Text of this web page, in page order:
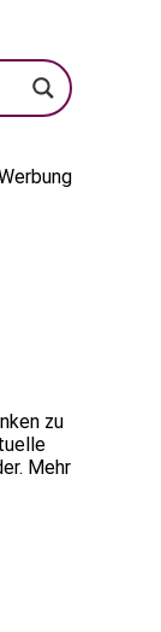
zu
Mehr